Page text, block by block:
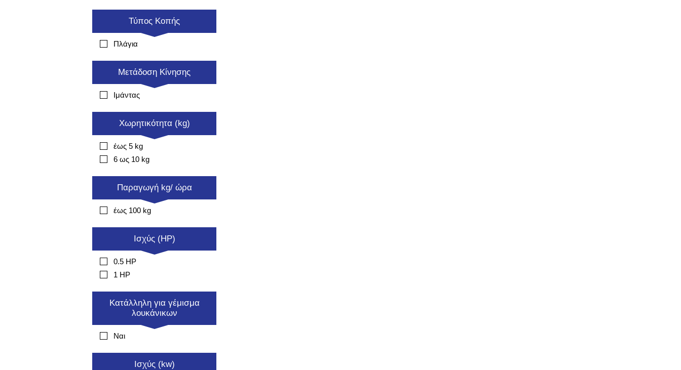
Τύπος Κοπής
Πλάγια
Μετάδοση Κίνησης
Ιμάντας
Χωρητικότητα (kg)
έως 5 kg
6 ως 10 kg
Παραγωγή kg/ ώρα
έως 100 kg
Ισχύς (HP)
0.5 HP
1 HP
Κατάλληλη για γέμισμα
λουκάνικων
Ναι
Ισχύς (kw)